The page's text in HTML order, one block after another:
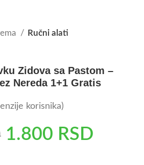
Ručni alati
Zidova sa Pastom –
Nereda 1+1 Gratis
korisnika)
1.800 RSD